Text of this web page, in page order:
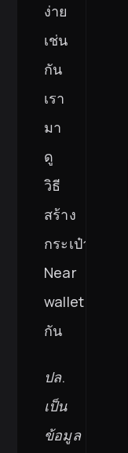
ง่าย
เช่น
กัน
เรา
มา
ดู
วิธี
สร้าง
กระเป๋า
Near
wallet
กัน
ปล.
เป็น
ข้อมูล